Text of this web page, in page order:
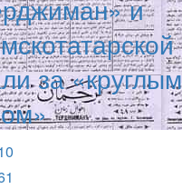
и
за «круглым